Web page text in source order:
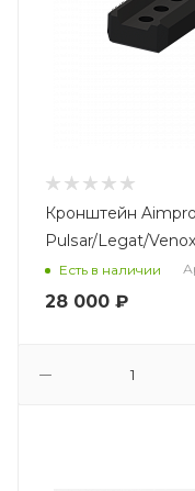
Кронштейн
Pulsar/Legat/Venox
Есть в наличии
28 000 ₽